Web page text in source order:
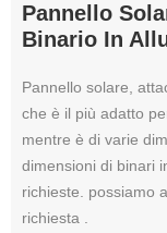
Pannello
Binario In
Pannello solare,
che è il più adatto
mentre è di varie
dimensioni di binari
richieste. possiamo
richiesta .